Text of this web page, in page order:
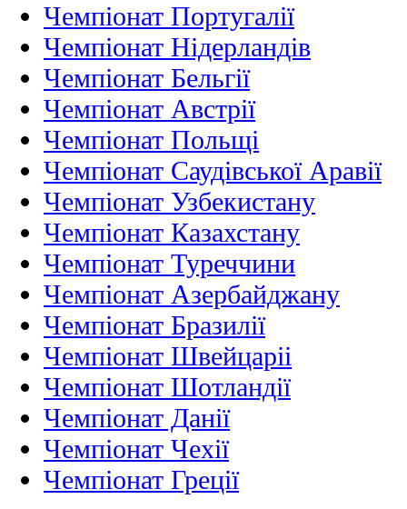
Чемпіонат Португалії
Чемпіонат Нідерландiв
Чемпіонат Бельгії
Чемпіонат Австрії
Чемпіонат Польщі
Чемпіонат Саудівської Аравії
Чемпіонат Узбекистану
Чемпіонат Казахстану
Чемпіонат Туреччини
Чемпіонат Азербайджану
Чемпіонат Бразилії
Чемпіонат Швейцаріі
Чемпіонат Шотландії
Чемпіонат Данії
Чемпіонат Чехії
Чемпіонат Греції